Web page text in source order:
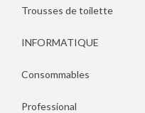
Trousses de toilette
INFORMATIQUE
Consommables
Professional